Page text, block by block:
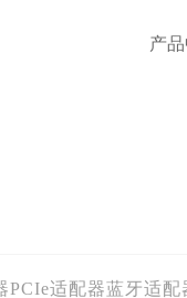
产
PCIe适配器蓝牙适配